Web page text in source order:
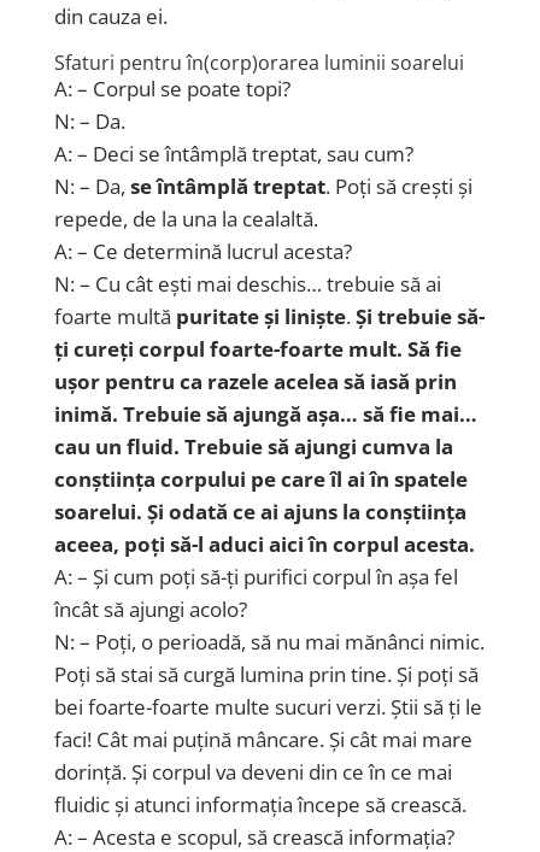
din cauza ei.
Sfaturi pentru în(corp)orarea luminii soarelui
A: – Corpul se poate topi?
N: – Da.
A: – Deci se întâmplă treptat, sau cum?
N: – Da, se întâmplă treptat. Poți să crești și
repede, de la una la cealaltă.
A: – Ce determină lucrul acesta?
N: – Cu cât ești mai deschis… trebuie să ai
foarte multă puritate și liniște.Și trebuie să-
ți cureți corpul foarte-foarte mult. Să fie
ușor pentru ca razele acelea să iasă prin
inimă. Trebuie să ajungă așa… să fie mai…
cau un fluid. Trebuie să ajungi cumva la
conștiința corpului pe care îl ai în spatele
soarelui. Și odată ce ai ajuns la conștiința
aceea, poți să-l aduci aici în corpul acesta.
A: – Și cum poți să-ți purifici corpul în așa fel
încât să ajungi acolo?
N: – Poți, o perioadă, să nu mai mănânci nimic.
Poți să stai să curgă lumina prin tine. Și poți să
bei foarte-foarte multe sucuri verzi. Știi să ți le
faci! Cât mai puțină mâncare. Și cât mai mare
dorință. Și corpul va deveni din ce în ce mai
fluidic și atunci informația începe să crească.
A: – Acesta e scopul, să crească informația?